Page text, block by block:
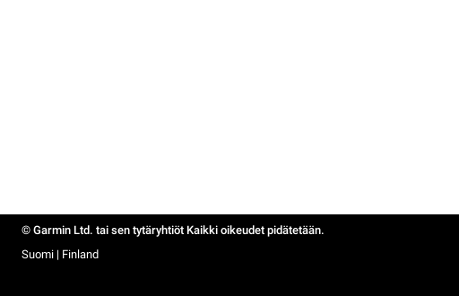
© Garmin Ltd. tai sen tytäryhtiöt Kaikki oikeudet pidätetään.
Suomi | Finland